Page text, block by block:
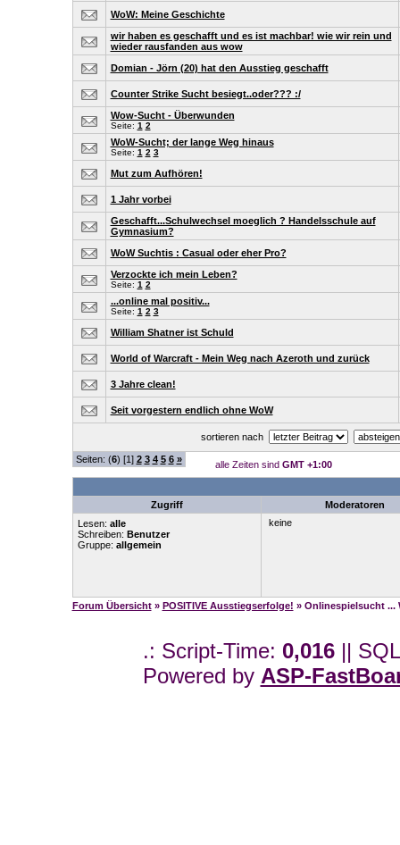
WoW: Meine Geschichte
wir haben es geschafft und es ist machbar! wie wir rein und
wieder rausfanden aus wow
Domian - Jörn (20) hat den Ausstieg geschafft
Counter Strike Sucht besiegt..oder??? :/
Wow-Sucht - Überwunden
Seite: 1 2
WoW-Sucht; der lange Weg hinaus
Seite: 1 2 3
Mut zum Aufhören!
1 Jahr vorbei
Geschafft...Schulwechsel moeglich ? Handelsschule auf
Gymnasium?
WoW Suchtis : Casual oder eher Pro?
Verzockte ich mein Leben?
Seite: 1 2
...online mal positiv...
Seite: 1 2 3
William Shatner ist Schuld
World of Warcraft - Mein Weg nach Azeroth und zurück
3 Jahre clean!
Seit vorgestern endlich ohne WoW
sortieren nach
Seiten: (6) [1] 2 3 4 5 6 » alle Zeiten sind GMT +1:00
Zugriff
Moderatoren
Lesen: alle
Schreiben: Benutzer
Gruppe: allgemein
keine
Forum Übersicht » POSITIVE Ausstiegserfolge! » Onlinespielsucht ...
.: Script-Time: 0,016||
Powered by ASP-